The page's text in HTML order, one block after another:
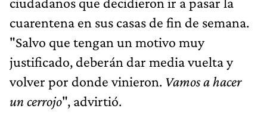
cuarentena en sus casas de fin de semana.
"Salvo que tengan un motivo muy
justificado, deberán dar media vuelta y
volver por donde vinieron. Vamos a hacer
un cerrojo", advirtió.